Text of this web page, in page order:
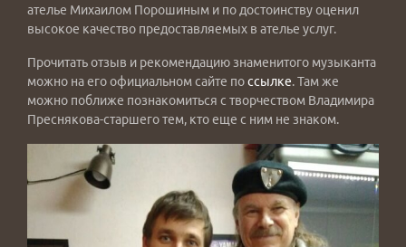
ателье Михаилом Порошиным и по достоинству оценил
высокое качество предоставляемых в ателье услуг.
Прочитать отзыв и рекомендацию знаменитого музыканта
можно на его официальном сайте поссылке. Там же
можно поближе познакомиться с творчеством Владимира
Преснякова-старшего тем, кто еще с ним не знаком.